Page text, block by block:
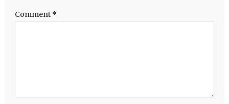
Comment *